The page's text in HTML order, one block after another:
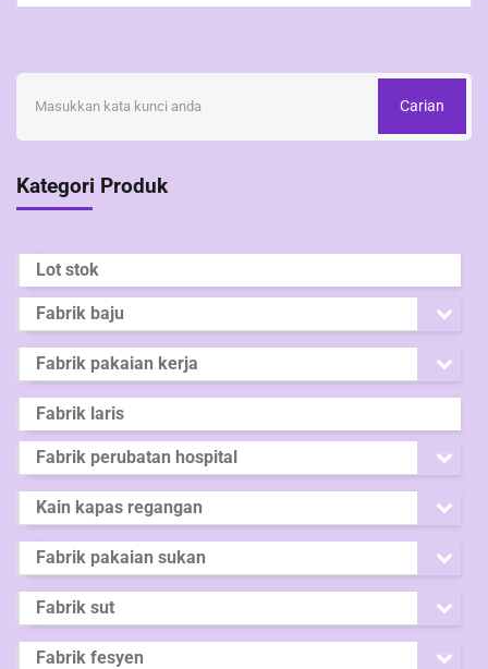
Carian
Kategori Produk
Lot stok
Fabrik baju
Fabrik pakaian kerja
Fabrik laris
Fabrik perubatan hospital
Kain kapas regangan
Fabrik pakaian sukan
Fabrik sut
Fabrik fesyen